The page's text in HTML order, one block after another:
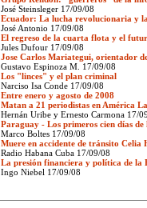
José Steinsleger 17/09/08
Ecuador: La lucha revolucionaria y
José Antonio 17/09/08
El regreso de la cuarta flota y el
Jules Dufour 17/09/08
Jose Carlos Mariategui, orientador
Gustavo Espinoza M. 17/09/08
Los "linces" y el plan criminal
Narciso Isa Conde 17/09/08
Entre enero y agosto de 2008
Matan a 21 periodistas en América
Hernán Uribe y Ernesto Carmona 17/
Paraguay - Los primeros cien días
Marco Boltes 17/09/08
Muere en accidente de tránsito Celia
Radio Habana Cuba 17/09/08
La presión financiera y política de la
Ingo Niebel 17/09/08